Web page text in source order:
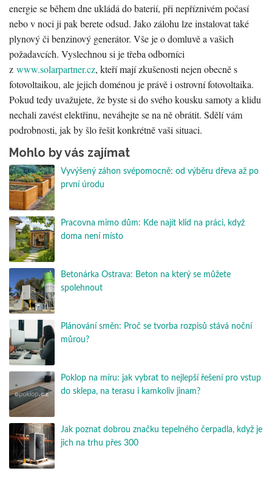
energie se během dne ukládá do baterií, při nepříznivém počasí
nebo v noci ji pak berete odsud. Jako zálohu lze instalovat také
plynový či benzinový generátor. Vše je o domluvě a vašich
požadavcích. Vyslechnou si je třeba odborníci
z www.solarpartner.cz, kteří mají zkušenosti nejen obecně s
fotovoltaikou, ale jejich doménou je právě i ostrovní fotovoltaika.
Pokud tedy uvažujete, že byste si do svého kousku samoty a klidu
nechali zavést elektřinu, neváhejte se na ně obrátit. Sdělí vám
podrobnosti, jak by šlo řešit konkrétně vaši situaci.
Mohlo by vás zajímat
Vyvýšený záhon svépomocně: od výběru dřeva až po
první úrodu
Pracovna mimo dům: Kde najít klid na práci, když
doma není místo
Betonárka Ostrava: Beton na který se můžete
spolehnout
Plánování směn: Proč se tvorba rozpisů stává noční
můrou?
Poklop na míru: jak vybrat to nejlepší řešení pro vstup
do sklepa, na terasu i kamkoliv jinam?
Jak poznat dobrou značku tepelného čerpadla, když je
jich na trhu přes 300